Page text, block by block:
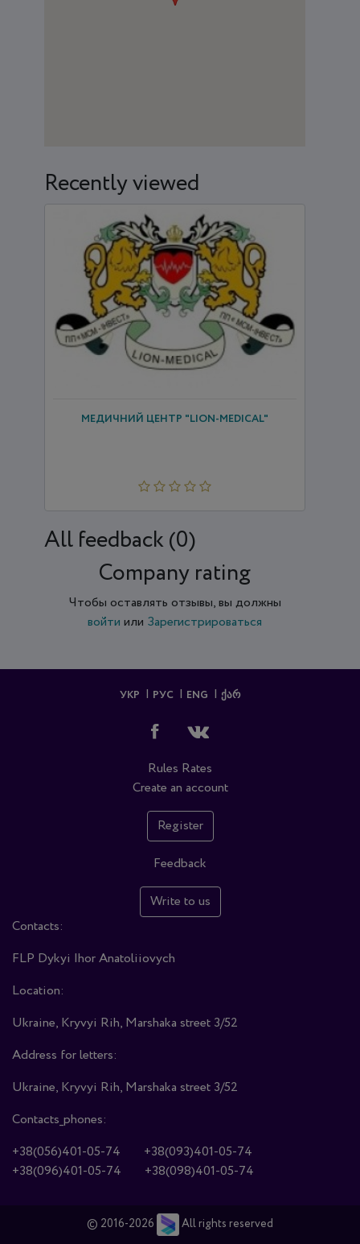
Recently viewed
МЕДИЧНИЙ ЦЕНТР "LION-MEDICAL"
All feedback (0)
Company rating
Чтобы оставлять отзывы, вы должны
войти или Зарегистрироваться
УКР РУС ENG ᲥᲐᲠ
Rules Rates
Create an account
Register
Feedback
Write to us
Contacts:
FLP Dykyi Ihor Anatoliiovych
Location:
Ukraine, Kryvyi Rih, Marshaka street 3/52
Address for letters:
Ukraine, Kryvyi Rih, Marshaka street 3/52
Contacts_phones:
+38(056)401-05-74
+38(093)401-05-74
+38(096)401-05-74
+38(098)401-05-74
© 2016-2026 All rights reserved